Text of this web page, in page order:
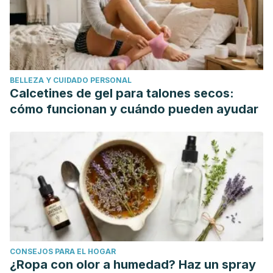
BELLEZA Y CUIDADO PERSONAL
Calcetines de gel para talones secos:
cómo funcionan y cuándo pueden ayudar
CONSEJOS PARA EL HOGAR
¿Ropa con olor a humedad? Haz un spray